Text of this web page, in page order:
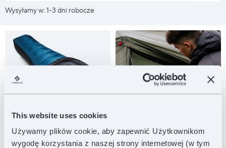
This website uses cookies
Używamy plików cookie, aby zapewnić Użytkownikom
wygodę korzystania z naszej strony internetowej (w tym
Wysyłamy w: 1-3 dni robocze